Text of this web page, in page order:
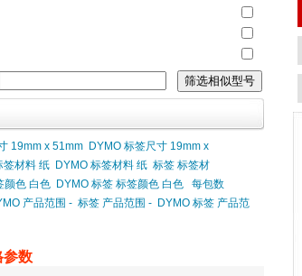
19mm x 51mm DYMO 标签尺寸 19mm x
签材料 纸 DYMO 标签材料 纸 标签 标签材
颜色 白色 DYMO 标签 标签颜色 白色
每包数
产品范围 - 标签 产品范围 - DYMO 标签 产品范
参数